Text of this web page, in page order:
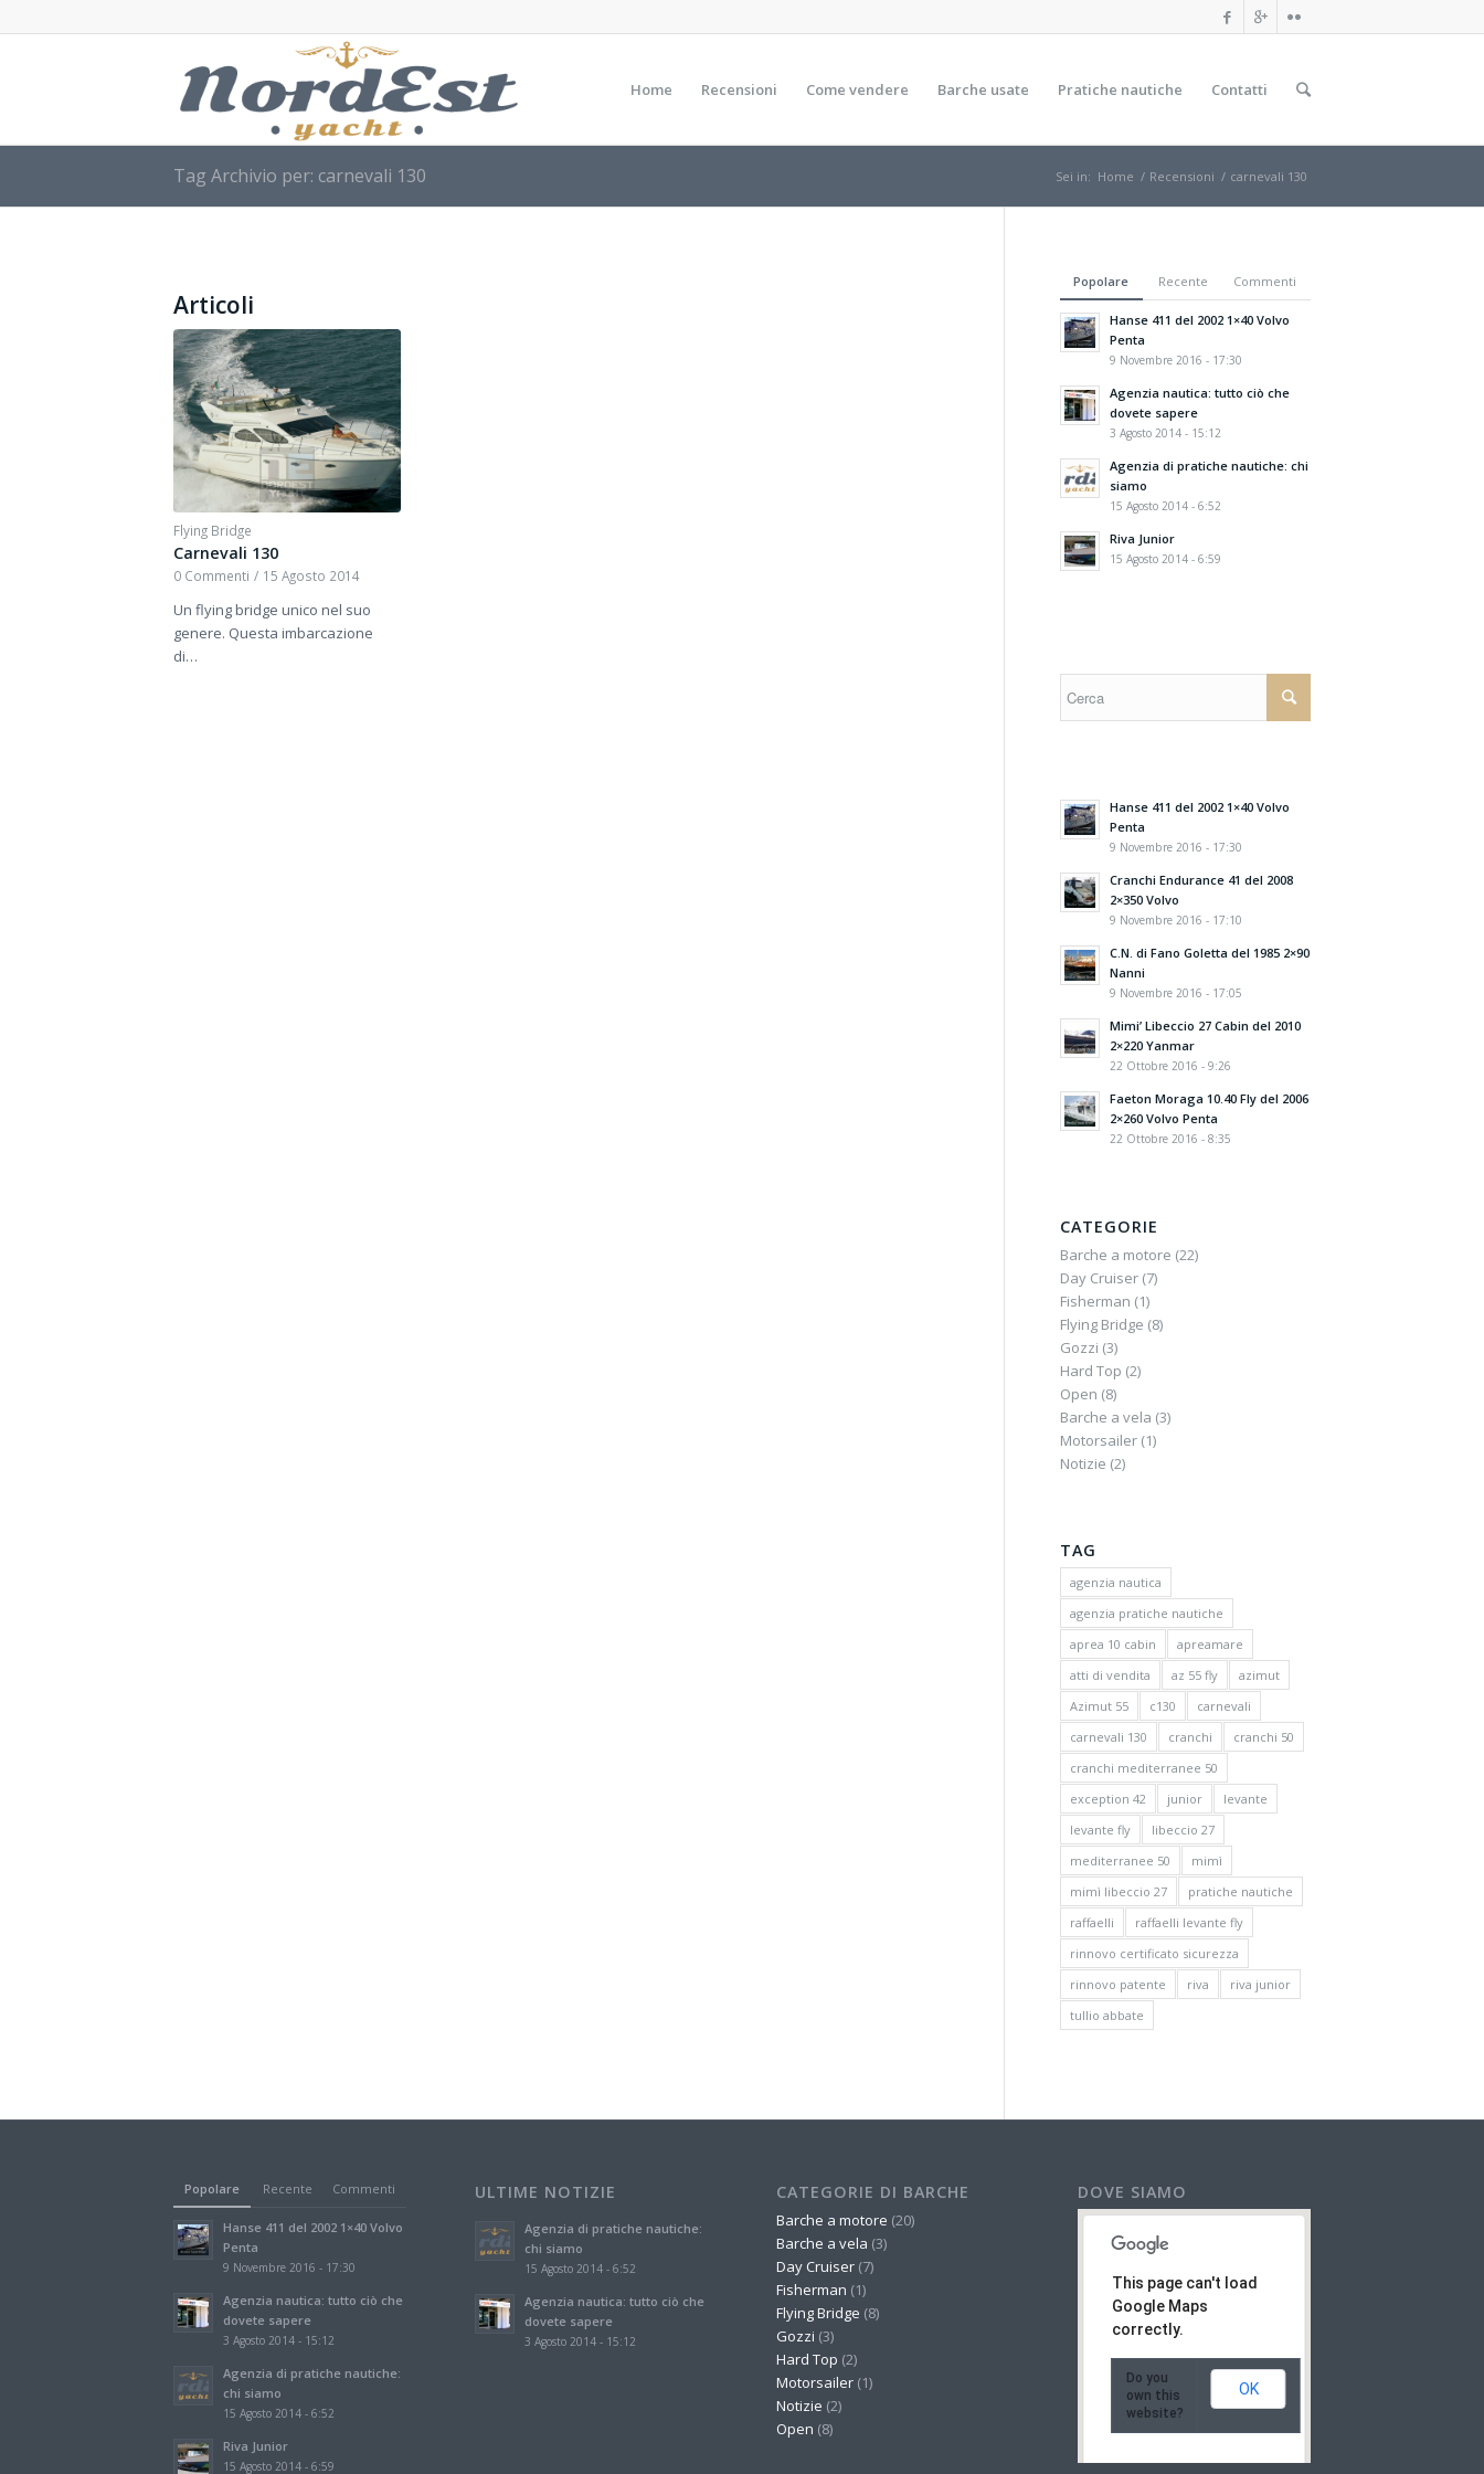
Home Recensioni Come vendere Barche usate Pratiche nautiche Contatti
Tag Archivio per: carnevali 130 Sei in: Home / Recensioni / carnevali 130
Articoli
Flying Bridge
Carnevali 130
0 Commenti / 15 Agosto 2014
Un flying bridge unico nel suo
genere. Questa imbarcazione
di…
Popolare Recente Commenti
Hanse 411 del 2002 1×40 Volvo
Penta
9 Novembre 2016 - 17:30
Agenzia nautica: tutto ciò che
dovete sapere
3 Agosto 2014 - 15:12
Agenzia di pratiche nautiche: chi
siamo
15 Agosto 2014 - 6:52
Riva Junior
15 Agosto 2014 - 6:59
Hanse 411 del 2002 1×40 Volvo
Penta
9 Novembre 2016 - 17:30
Cranchi Endurance 41 del 2008
2×350 Volvo
9 Novembre 2016 - 17:10
C.N. di Fano Goletta del 1985 2×90
Nanni
9 Novembre 2016 - 17:05
Mimi’ Libeccio 27 Cabin del 2010
2×220 Yanmar
22 Ottobre 2016 - 9:26
Faeton Moraga 10.40 Fly del 2006
2×260 Volvo Penta
22 Ottobre 2016 - 8:35
CATEGORIE
Barche a motore (22)
Day Cruiser(7)
Fisherman (1)
Flying Bridge (8)
Gozzi (3)
Hard Top (2)
Open (8)
Barche a vela (3)
Motorsailer(1)
Notizie (2)
TAG
agenzia nautica
agenzia pratiche nautiche
aprea 10 cabin
apreamare
atti di vendita
az 55 fly
azimut
Azimut 55
c130
carnevali
carnevali 130
cranchi
cranchi 50
cranchi mediterranee 50
exception 42
junior
levante
levante fly
libeccio 27
mediterranee 50
mimì
mimì libeccio 27
pratiche nautiche
raffaelli
raffaelli levante fly
rinnovo certificato sicurezza
rinnovo patente
riva
riva junior
tullio abbate
Popolare Recente Commenti
Hanse 411 del 2002 1×40 Volvo
Penta
9 Novembre 2016 - 17:30
Agenzia nautica: tutto ciò che
dovete sapere
3 Agosto 2014 - 15:12
Agenzia di pratiche nautiche:
chi siamo
15 Agosto 2014 - 6:52
Riva Junior
15 Agosto 2014 - 6:59
ULTIME NOTIZIE
Agenzia di pratiche nautiche:
chi siamo
15 Agosto 2014 - 6:52
Agenzia nautica: tutto ciò che
dovete sapere
3 Agosto 2014 - 15:12
CATEGORIE DI BARCHE
Barche a motore (20)
Barche a vela (3)
Day Cruiser(7)
Fisherman (1)
Flying Bridge (8)
Gozzi (3)
Hard Top (2)
Motorsailer(1)
Notizie (2)
Open (8)
DOVE SIAMO
This page can't load
Google Maps
correctly.
Do you
own this
website?
OK